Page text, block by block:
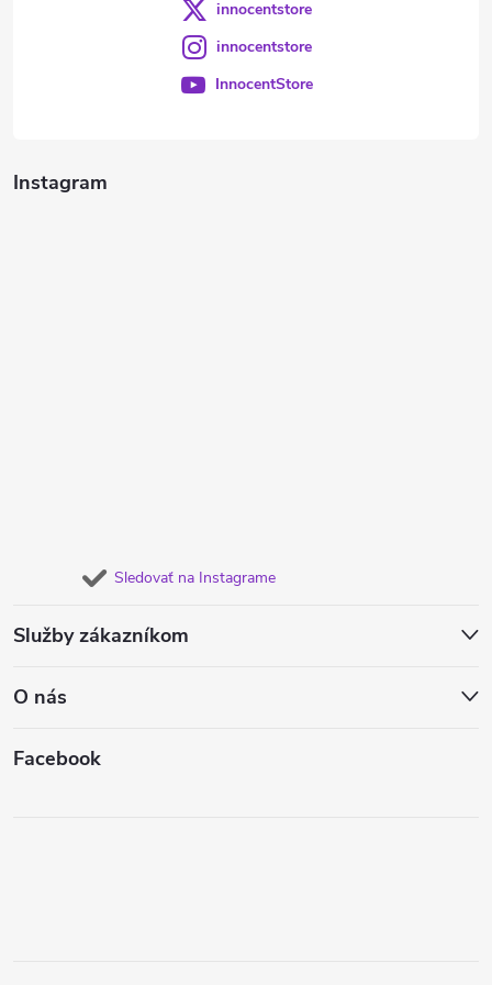
Instagram
Sledovať na Instagrame
Služby zákazníkom
O nás
Facebook
innocentstore
innocentstore
InnocentStore